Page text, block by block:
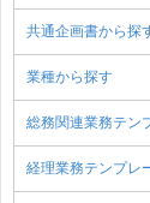
共通企画書から探
業種から探す
総務関連業務テン
経理業務テンプレ